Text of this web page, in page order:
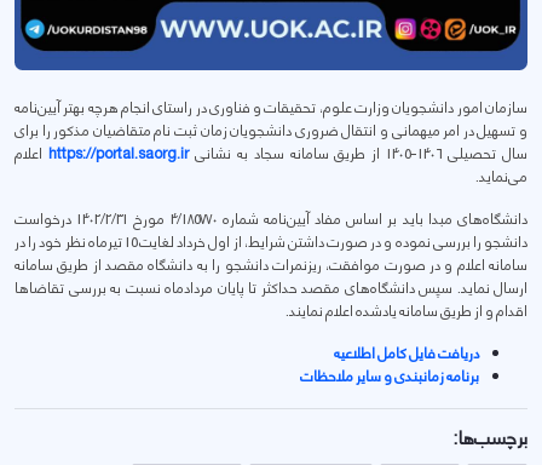
سازمان امور دانشجویان وزارت علوم، تحقیقات و فناوری در راستای انجام هرچه بهتر آیین‌نامه
و تسهیل در امر میهمانی و انتقال ضروری دانشجویان زمان ثبت نام متقاضیان مذکور را برای
سال تحصیلی 1406-1405 از طریق سامانه سجاد به نشانی
https://portal.saorg.ir اعلام
می‌نماید.
دانشگاه‌های مبدا باید بر اساس مفاد آیین‌نامه شماره 4/185770 مورخ 1402/2/31 درخواست
دانشجو را بررسی نموده و در صورت داشتن شرایط، از اول خرداد لغایت 15 تیرماه نظر خود را در
سامانه اعلام و در صورت موافقت، ریزنمرات دانشجو را به دانشگاه مقصد از طریق سامانه
ارسال نماید. سپس دانشگاه‌های مقصد حداکثر تا پایان مردادماه نسبت به بررسی تقاضاها
اقدام و از طریق سامانه یادشده اعلام نمایند.
دریافت فایل کامل اطلاعیه
برنامه زمانبندی و سایر ملاحظات
برچسب‌ها: